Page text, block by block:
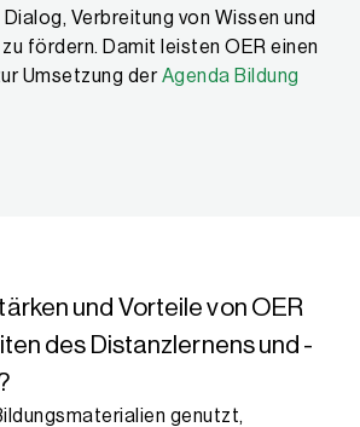
Verbreitung von Wissen und
fördern. Damit leisten OER einen
Umsetzung derAgenda Bildung
und Vorteile von OER
des Distanzlernens und -
genutzt,